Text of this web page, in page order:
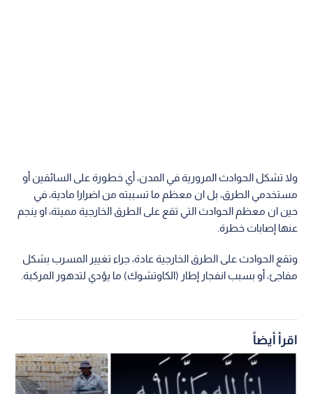
ولا تشكل الحوادث المرورية في المدن، أي خطورة على السائقين أو
مستخدمي الطرق، بل ان معظم ما تسببته من اضرارا مادية، في
حين ان معظم الحوادث التي تقع على الطرق الخارجية مميتة، او ينجم
عنها إصابات خطرة.
وتقع الحوادث على الطرق الخارجية عادة، جراء تغيير المسرب بشكل
مفاجئ، أو بسبب انفجار إطار (الكاوتشوك) ما يؤدي لتدهور المركبة.
اقرأ أيضاً